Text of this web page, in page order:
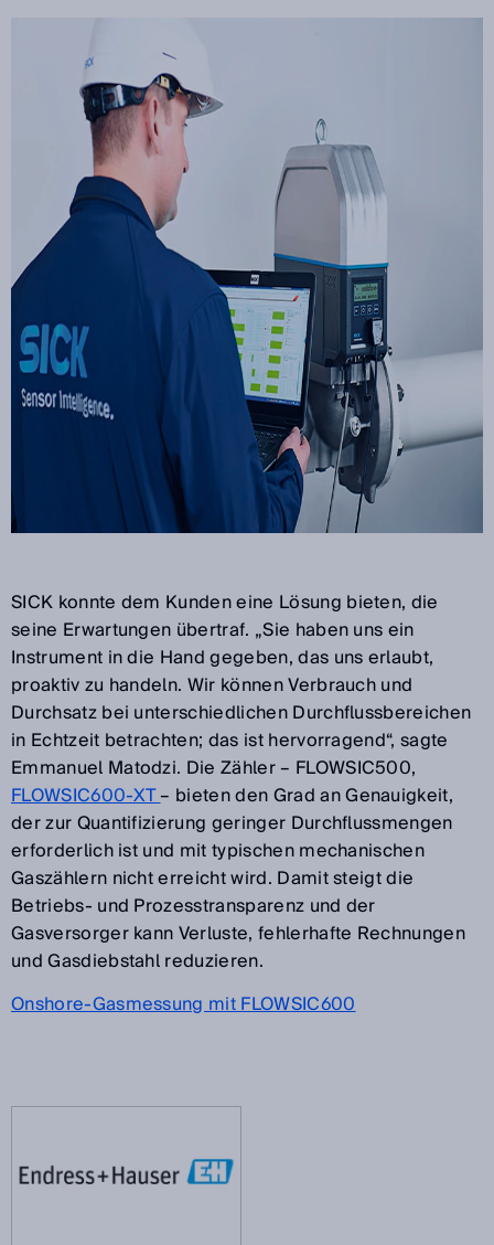
SICK konnte dem Kunden eine Lösung bieten, die
seine Erwartungen übertraf. „Sie haben uns ein
Instrument in die Hand gegeben, das uns erlaubt,
proaktiv zu handeln. Wir können Verbrauch und
Durchsatz bei unterschiedlichen Durchflussbereichen
in Echtzeit betrachten; das ist hervorragend“, sagte
Emmanuel Matodzi. Die Zähler – FLOWSIC500,
FLOWSIC600-XT– bieten den Grad an Genauigkeit,
der zur Quantifizierung geringer Durchflussmengen
erforderlich ist und mit typischen mechanischen
Gaszählern nicht erreicht wird. Damit steigt die
Betriebs- und Prozesstransparenz und der
Gasversorger kann Verluste, fehlerhafte Rechnungen
und Gasdiebstahl reduzieren.
Onshore-Gasmessung mit FLOWSIC600